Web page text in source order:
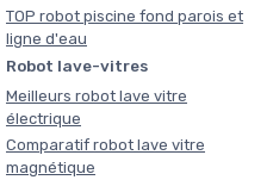
TOP robot piscine fond parois et
ligne d'eau
Robot lave-vitres
Meilleurs robot lave vitre
électrique
Comparatif robot lave vitre
magnétique